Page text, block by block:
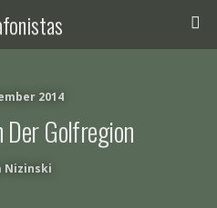
2014
Der Golfregion
Nizinski